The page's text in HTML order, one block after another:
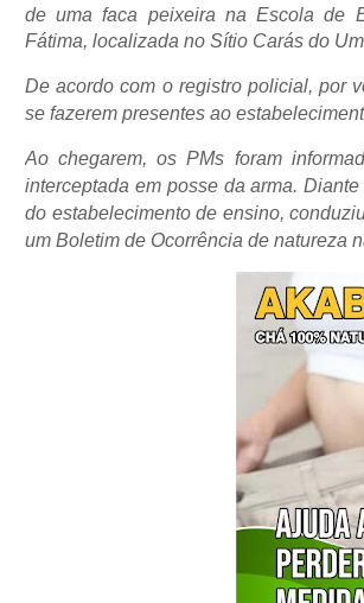
de uma faca peixeira na Escola de
Fátima, localizada no Sítio Carás do
De acordo com o registro policial, por
se fazerem presentes ao
Ao chegarem, os PMs foram
interceptada em posse da arma.
do estabelecimento de ensino,
um Boletim de Ocorrência de natureza